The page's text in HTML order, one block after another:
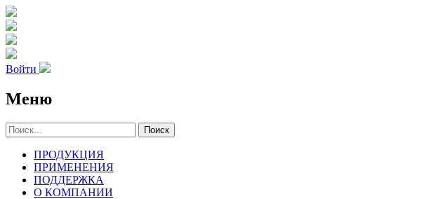
Войти
Меню
Поиск
ПРОДУКЦИЯ
ПРИМЕНЕНИЯ
ПОДДЕРЖКА
О КОМПАНИИ